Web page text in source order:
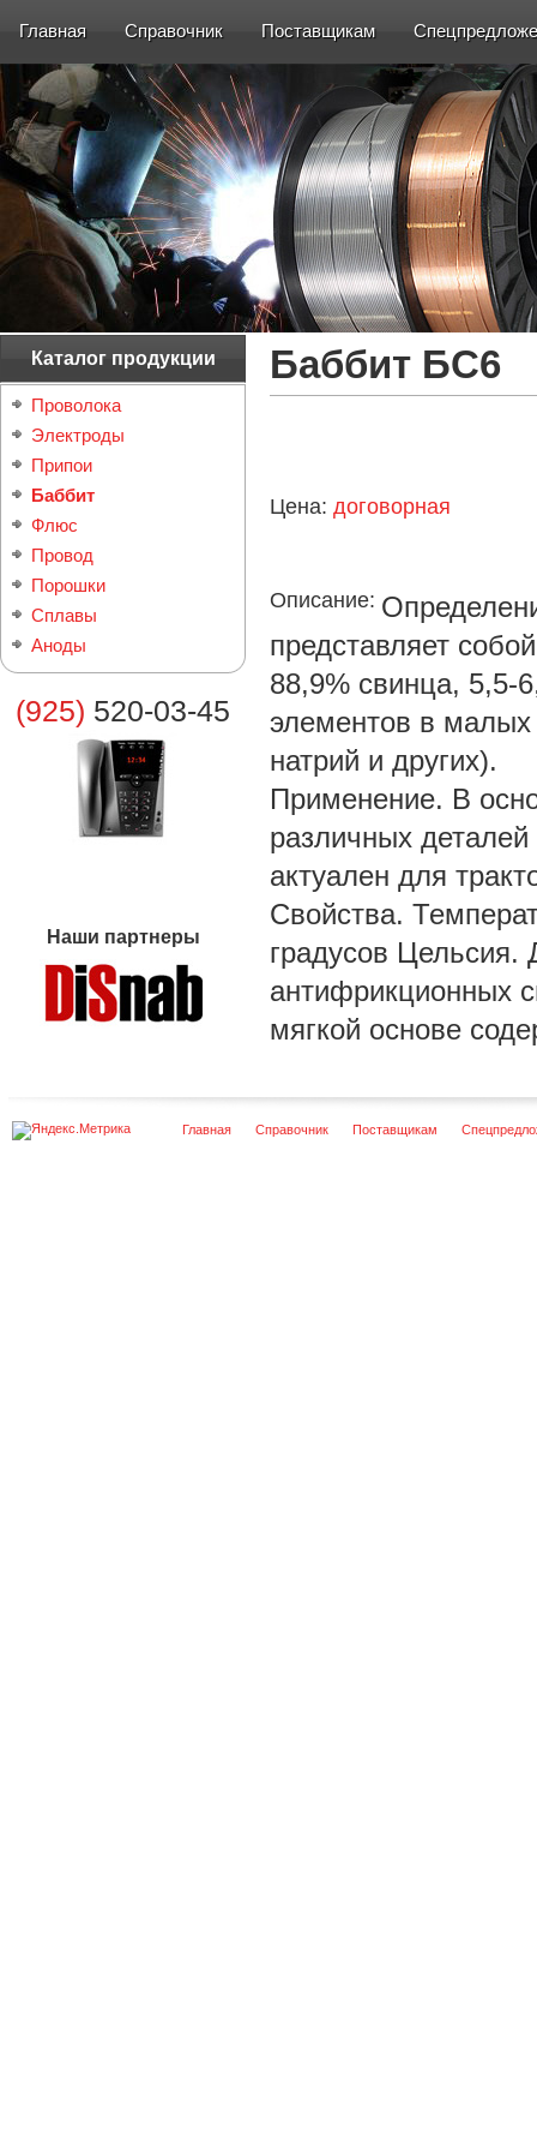
Главная Справочник Поставщикам
Каталог продукции
Проволока
Электроды
Припои
Баббит
Флюс
Провод
Порошки
Сплавы
Аноды
(925) 520-03-45
Наши партнеры
Баббит БС6
Цена: договорная
Описание:
представляет
88,9% свинца, 5,5-
элементов в малых
натрий и других).
Применение. В
различных
актуален для
Свойства.
градусов Цельсия.
антифрикционных
мягкой основе
Главная Справочник Поставщикам